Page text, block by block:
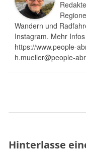
Wandern und
Instagram. Mehr
https://www.people-
h.mueller@people-
Hinterlasse